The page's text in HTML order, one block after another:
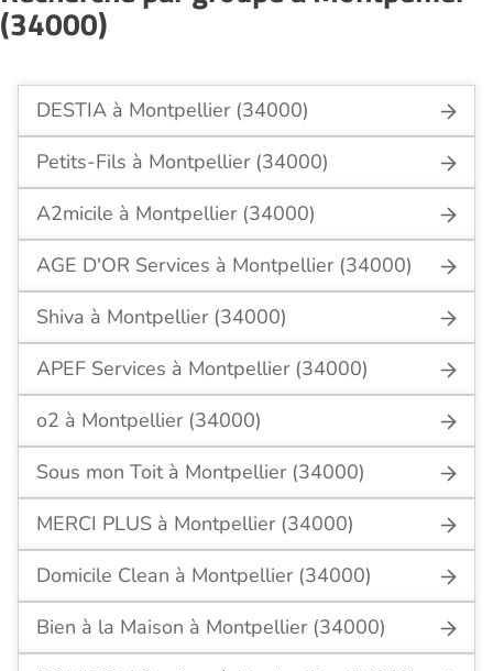
(34000)
DESTIA à Montpellier (34000)
Petits-Fils à Montpellier (34000)
A2micile à Montpellier (34000)
AGE D'OR Services à Montpellier (34000)
Shiva à Montpellier (34000)
APEF Services à Montpellier (34000)
o2 à Montpellier (34000)
Sous mon Toit à Montpellier (34000)
MERCI PLUS à Montpellier (34000)
Domicile Clean à Montpellier (34000)
Bien à la Maison à Montpellier (34000)